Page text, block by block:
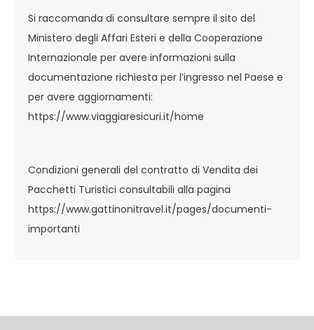
Si raccomanda di consultare sempre il sito del
Ministero degli Affari Esteri e della Cooperazione
Internazionale per avere informazioni sulla
documentazione richiesta per l’ingresso nel Paese e
per avere aggiornamenti:
https://www.viaggiaresicuri.it/home
Condizioni generali del contratto di Vendita dei
Pacchetti Turistici consultabili alla pagina
https://www.gattinonitravel.it/pages/documenti-
importanti